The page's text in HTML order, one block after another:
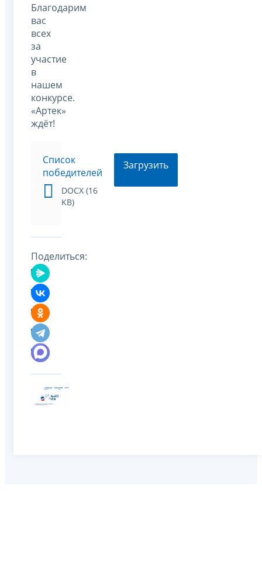
Благодарим
вас
всех
за
участие
в
нашем
конкурсе.
«Артек»
ждёт!
Список
победителей
DOCX (16
KB)
Загрузить
Поделиться: